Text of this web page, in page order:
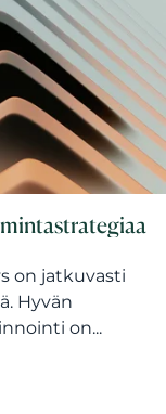
on jatkuvasti
Hyvän
on...